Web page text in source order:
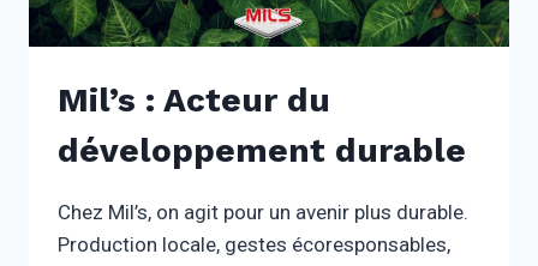
Mil’s : Acteur du
développement durable
Chez Mil’s, on agit pour un avenir plus durable.
Production locale, gestes écoresponsables,